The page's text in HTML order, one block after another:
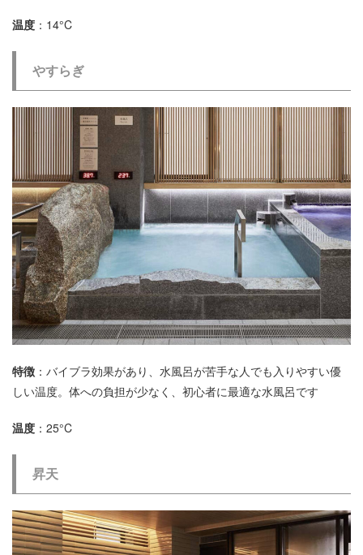
温度 ：14°C
やすらぎ
特徴 ：バイブラ効果があり、水風呂が苦手な人でも入りやすい優
しい温度。体への負担が少なく、初心者に最適な水風呂です
温度 ：25°C
昇天